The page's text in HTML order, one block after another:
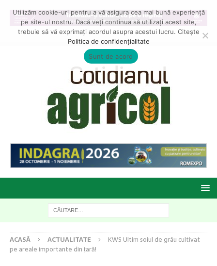
ACASĂ ACTUALITATE
KWS Ultim soiul de grâu cultivat
pe areale importante din țară!
Utilizăm cookie-uri pentru a vă asigura cea mai bună experiență
pe site-ul nostru. Dacă veți continua să utilizați acest site,
trebuie să vă exprimați acordul asupra acestui lucru. Citește
Politica de confidențialitate
Sunt de acord